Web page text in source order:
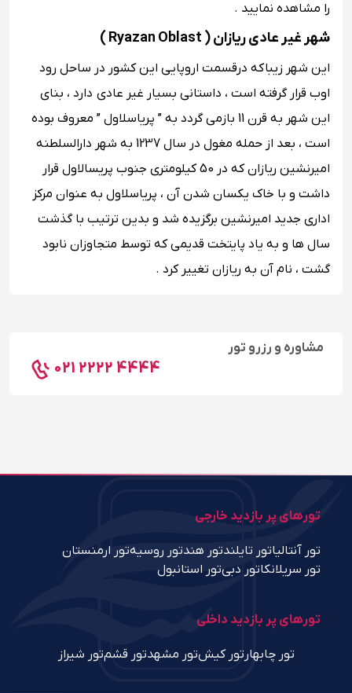
را مشاهده نمایید .
شهر غیر عادی ریازان ( Ryazan Oblast )
این شهر زیبا که درقسمت اروپایی این کشور در ساحل رود
اوب قرار گرفته است ، داستانی بسیار غیر عادی دارد ، بنای
این شهر به قرن 11 بازمی گردد به ” پریاسلاول ” معروف بوده
است ، بعد از حمله مغول در سال 1237 به شهر دارالسلطنه
امیرنشین ریازان که در 50 کیلومتری جنوب پریسالاول قرار
داشت و با خاک یکسان شدن آن ، پریاسلاول به عنوان مرکز
اداری جدید امیرنشین برگزیده شد و بدین ترتیب با گذشت
سال ها و به یاد پایتخت قدیمی که توسط متجاوزان نابود
گشت ، نام آن به ریازان تغییر کرد .
مشاوره و رزرو تور
021 2222 4444
تورهای پر بازدید خارجی
تور آنتالیاتور تایلندتور هندتور روسیهتور ارمنستان
تور سریلانکاتور دبیتور استانبول
تورهای پر بازدید داخلی
تور چابهار تور کیشتور مشهدتور قشمتور شیراز